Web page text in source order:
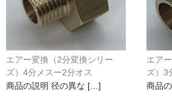
量り
フットスイッチ
ヒートプレート
エアー変換（2分変換シリー
ズ）4分メスー2分オス
商品の説明 径の異な […]
エア
ズ）3
商品